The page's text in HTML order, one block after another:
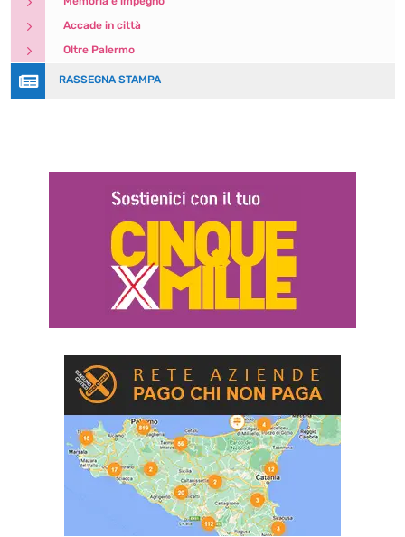
5 Accade in città
5 Oltre Palermo
 RASSEGNA STAMPA